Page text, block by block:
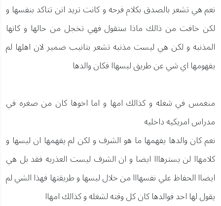
نعم هي تشعر بالصدق بكلام فرحه و كانت تريد انن تتاكد بنفسها و
لكن خافت من ذالك ماذا ستقول فهي تخجل من حالها و كانها
المذنبه و لكن هي ليست مذنبه تشعر بتانيب ضمير لان اهلها لم
يفهومها اي شي عن طريق لبسهاا فكان والدها
منغمس في شغله و كذالك امها و اما اخوها كان من صغره في
مدراس امريكيه داخليه
نعم كان والدها يفهمها ما هو الشرف و لكن لم يفهمها ان لبسها و
كلامهاا لن يسترهااا ايضا و ان الشرف ليست العذريه فقد بل هي
ايضاا الحفاظ علي نفسهااا من خلال لبسها و طريقتها فهذا الشي لم
يقول لها احد فوالدها كان كل وقته لشغله و كذالك امهاا